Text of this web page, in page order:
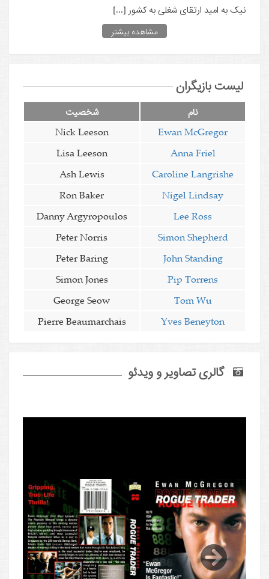
نیک به امید ارتقای شغلی به کشور [...]
مشاهده بیشتر
لیست بازیگران
نام شخصیت
Ewan McGregor
Nick Leeson
Anna Friel
Lisa Leeson
Caroline Langrishe
Ash Lewis
Nigel Lindsay
Ron Baker
Lee Ross
Danny Argyropoulos
Simon Shepherd
Peter Norris
John Standing
Peter Baring
Pip Torrens
Simon Jones
Tom Wu
George Seow
Yves Beneyton
Pierre Beaumarchais
گالری تصاویر و ویدئو